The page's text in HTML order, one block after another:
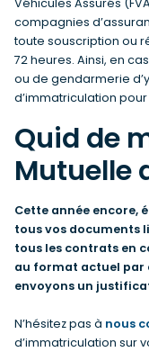
Véhicules Assurés
compagnies
toute souscription ou
72 heures. Ainsi, en
ou de gendarmerie
d’immatriculation
Quid de
Mutuelle
Cette année encore,
tous vos documents
tous les contrats en
au format actuel par
envoyons un
N’hésitez pas à nous
d’immatriculation sur